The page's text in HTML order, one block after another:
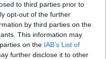
to third parties prior to
opt-out of the further
by third parties on the
This information may
on the IAB’s List of
further disclose it to other
US Opencon un
en Shinnecock Hills.